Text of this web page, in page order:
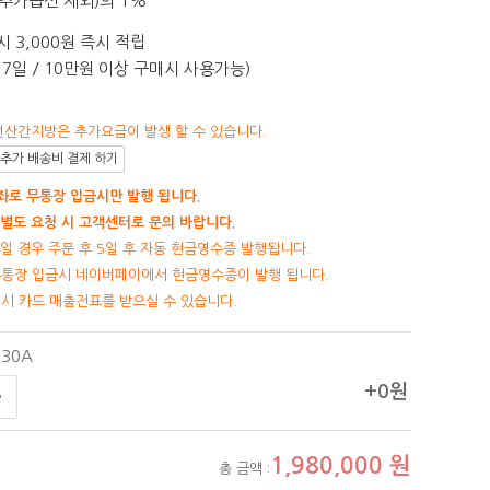
3,000원 즉시 적립
일 / 10만원 이상 구매시 사용가능)
간지방은 추가요금이 발생 할 수 있습니다.
가 배송비 결제 하기
로 무통장 입금시만 발행 됩니다.
도 요청 시 고객센터로 문의 바랍니다.
경우 주문 후 5일 후 자동 현금영수증 발행됩니다.
장 입금시 네이버페이에서 현금영수증이 발행 됩니다.
카드 매출전표를 받으실 수 있습니다.
30A
+0원
총 금액 : 1,980,000 원